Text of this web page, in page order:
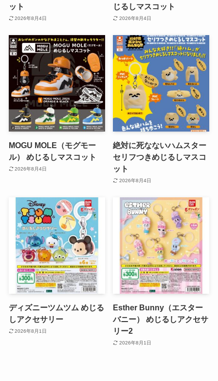
ット
2026年8月4日
じるしマスコット
2026年8月4日
MOGU MOLE（モグモー
ル） めじるしマスコット
2026年8月4日
絶対に死なないハムスター
セリフつきめじるしマスコ
ット
2026年8月4日
ディズニーツムツム めじる
しアクセサリー
2026年8月1日
Esther Bunny（エスター
バニー） めじるしアクセサ
リー2
2026年8月1日